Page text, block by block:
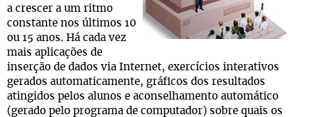
a crescer a um ritmo
constante nos últimos 10
ou 15 anos. Há cada vez
mais aplicações de
inserção de dados via Internet, exercícios interativos
gerados automaticamente, gráficos dos resultados
atingidos pelos alunos e aconselhamento automático
(gerado pelo programa de computador) sobre quais os